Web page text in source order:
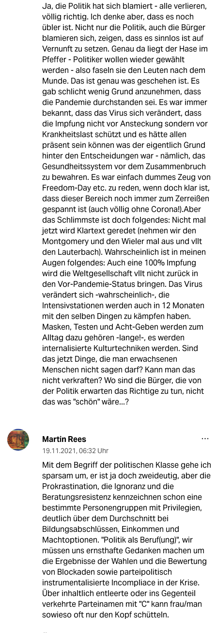
Ja, die Politik hat sich blamiert - alle verlieren,
völlig richtig. Ich denke aber, dass es noch
übler ist. Nicht nur die Politik, auch die Bürger
blamieren sich, zeigen, dass es sinnlos ist auf
Vernunft zu setzen. Genau da liegt der Hase im
Pfeffer - Politiker wollen wieder gewählt
werden - also faseln sie den Leuten nach dem
Munde. Das ist genau was geschehen ist. Es
gab schlicht wenig Grund anzunehmen, dass
die Pandemie durchstanden sei. Es war immer
bekannt, dass das Virus sich verändert, dass
die Impfung nicht vor Ansteckung sondern vor
Krankheitslast schützt und es hätte allen
präsent sein können was der eigentlich Grund
hinter den Entscheidungen war - nämlich, das
Gesundheitssystem vor dem Zusammenbruch
zu bewahren. Es war einfach dummes Zeug von
Freedom-Day etc. zu reden, wenn doch klar ist,
dass dieser Bereich noch immer zum Zerreißen
gespannt ist (auch völlig ohne Corona!).Aber
das Schlimmste ist doch folgendes: Nicht mal
jetzt wird Klartext geredet (nehmen wir den
Montgomery und den Wieler mal aus und vllt
den Lauterbach). Wahrscheinlich ist in meinen
Augen folgendes: Auch eine 100% Impfung
wird die Weltgesellschaft vllt nicht zurück in
den Vor-Pandemie-Status bringen. Das Virus
verändert sich -wahrscheinlich-, die
Intensivstationen werden auch in 12 Monaten
mit den selben Dingen zu kämpfen haben.
Masken, Testen und Acht-Geben werden zum
Alltag dazu gehören -lange!-, es werden
internalisierte Kulturtechniken werden. Sind
das jetzt Dinge, die man erwachsenen
Menschen nicht sagen darf? Kann man das
nicht verkraften? Wo sind die Bürger, die von
der Politik erwarten das Richtige zu tun, nicht
das was "schön" wäre...?
Martin Rees
19.11.2021, 06:32 Uhr
Mit dem Begriff der politischen Klasse gehe ich
sparsam um, er ist ja doch zweideutig, aber die
Prokrastination, die Ignoranz und die
Beratungsresistenz kennzeichnen schon eine
bestimmte Personengruppen mit Privilegien,
deutlich über dem Durchschnitt bei
Bildungsabschlüssen, Einkommen und
Machtoptionen. "Politik als Beruf(ung)", wir
müssen uns ernsthafte Gedanken machen um
die Ergebnisse der Wahlen und die Bewertung
von Blockaden sowie parteipolitisch
instrumentalisierte Incompliace in der Krise.
Über inhaltlich entleerte oder ins Gegenteil
verkehrte Parteinamen mit "C" kann frau/man
sowieso oft nur den Kopf schütteln.